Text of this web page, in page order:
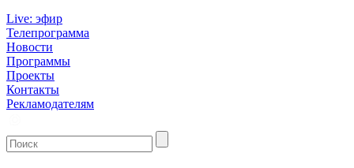
Live: эфир
Телепрограмма
Новости
Программы
Проекты
Контакты
Рекламодателям